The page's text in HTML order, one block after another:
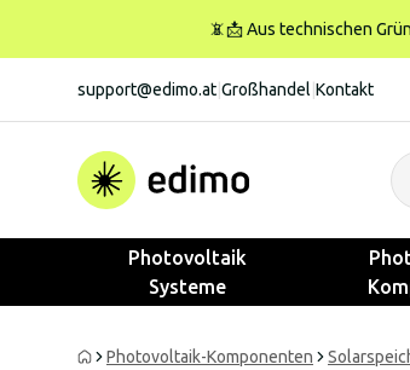
📵📩 Aus technischen
support@edimo.at Großhandel Kontakt
Photovoltaik
Systeme
Photovoltaik-Komponenten